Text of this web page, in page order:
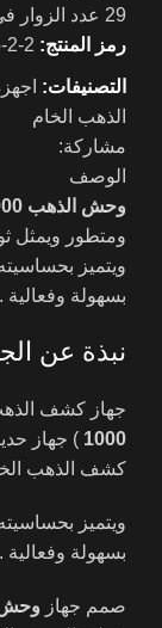
29 عدد الزوار
رمز المنتج: 2-2
التصنيفات:
الذهب الخام
مشاركة:
الوصف
وحش الذهب
ومتطور ويمثل
ويتميز
بسهولة وفعالية .
نبذة عن
جهاز كشف
1000 ) جهاز
كشف الذهب
ويتميز
بسهولة وفعالية .
صمم جهاز وحش